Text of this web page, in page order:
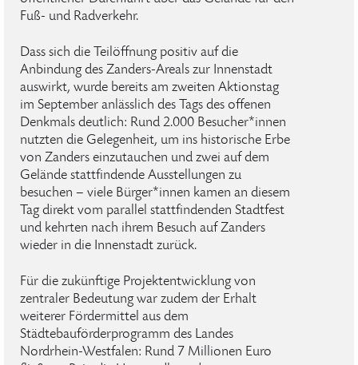
Fuß- und Radverkehr.
Dass sich die Teilöffnung positiv auf die
Anbindung des Zanders-Areals zur Innenstadt
auswirkt, wurde bereits am zweiten Aktionstag
im September anlässlich des Tags des offenen
Denkmals deutlich: Rund 2.000 Besucher*innen
nutzten die Gelegenheit, um ins historische Erbe
von Zanders einzutauchen und zwei auf dem
Gelände stattfindende Ausstellungen zu
besuchen – viele Bürger*innen kamen an diesem
Tag direkt vom parallel stattfindenden Stadtfest
und kehrten nach ihrem Besuch auf Zanders
wieder in die Innenstadt zurück.
Für die zukünftige Projektentwicklung von
zentraler Bedeutung war zudem der Erhalt
weiterer Fördermittel aus dem
Städtebauförderprogramm des Landes
Nordrhein-Westfalen: Rund 7 Millionen Euro